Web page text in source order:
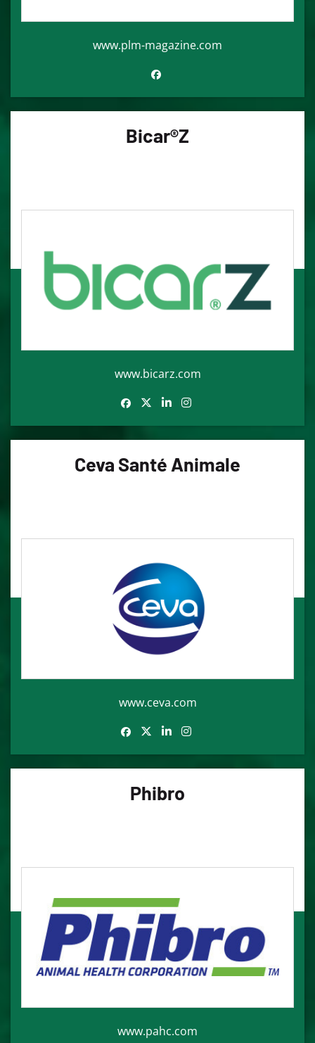
www.plm-magazine.com
Bicar®Z
www.bicarz.com
Ceva Santé Animale
www.ceva.com
Phibro
www.pahc.com